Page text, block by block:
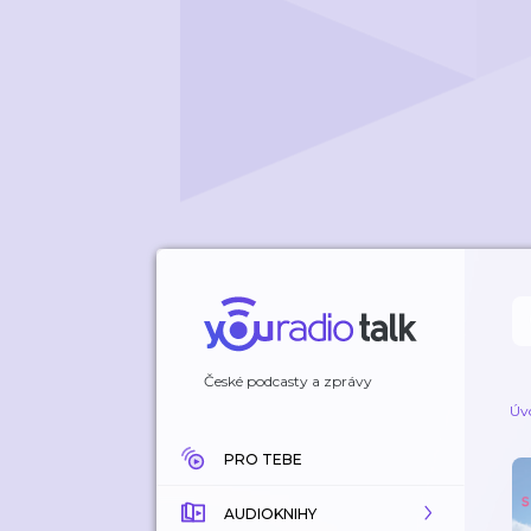
České podcasty a zprávy
PRO TEBE
AUDIOKNIHY